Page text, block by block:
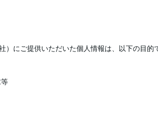
にご提供いただいた個人情報は、以下の目的